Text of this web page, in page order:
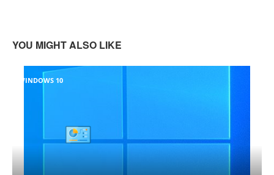
YOU MIGHT ALSO LIKE
WINDOWS 10